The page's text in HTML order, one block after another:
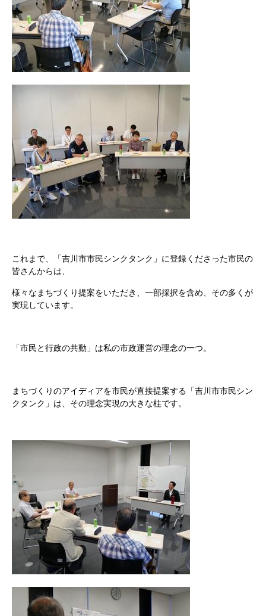
これまで、「吉川市市民シンクタンク」に登録くださった市民の
皆さんからは、
様々なまちづくり提案をいただき、一部採択を含め、その多くが
実現しています。
「市民と行政の共動」は私の市政運営の理念の一つ。
まちづくりのアイディアを市民が直接提案する「吉川市市民シン
クタンク」は、その理念実現の大きな柱です。